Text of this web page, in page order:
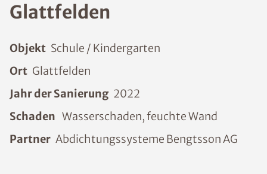
Glattfelden
Objekt Schule / Kindergarten
Ort Glattfelden
Jahr der Sanierung 2022
Schaden Wasserschaden, feuchte Wand
Partner Abdichtungssysteme Bengtsson AG